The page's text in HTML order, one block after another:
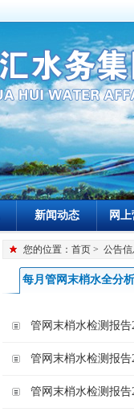
新闻动态 网
您的位置： 首页> 公告信
每月管网末梢水全分析
管网末梢水检测报告
管网末梢水检测报告
管网末梢水检测报告